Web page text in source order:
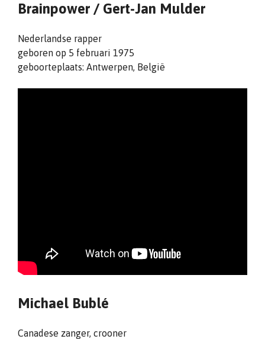
Brainpower / Gert-Jan Mulder
Nederlandse rapper
geboren op 5 februari 1975
geboorteplaats: Antwerpen, België
Michael Bublé
Canadese zanger, crooner